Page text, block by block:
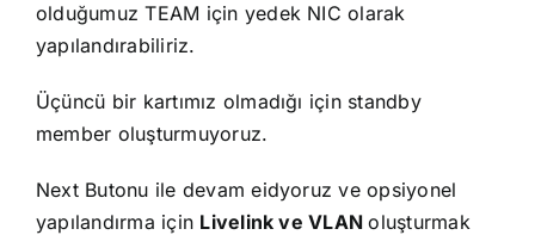
olduğumuz TEAM için yedek NIC olarak
yapılandırabiliriz.
Üçüncü bir kartımız olmadığı için standby
member oluşturmuyoruz.
Next Butonu ile devam eidyoruz ve opsiyonel
yapılandırma için Livelink ve VLANoluşturmak